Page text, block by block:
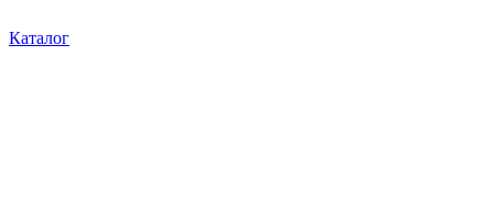
Каталог